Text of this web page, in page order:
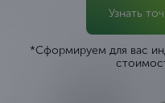
Узнать
*Сформируем для вас